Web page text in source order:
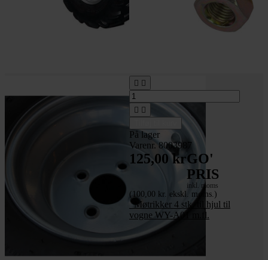
 
 
På lager
Varenr. 8003987
125,00 krGO'
PRIS
inkl. moms
(100,00 kr. ekskl. moms.)
_Møtrikker 4 stk. til hjul til
vogne WY-A01 m.fl.